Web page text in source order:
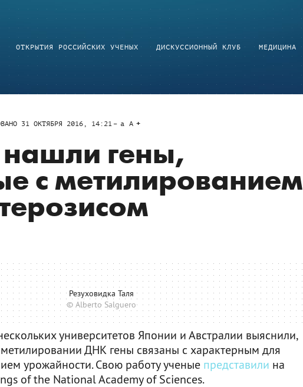
ОТКРЫТИЯ РОССИЙСКИХ УЧЕНЫХ ДИСКУССИОННЫЙ КЛУБ МЕДИЦИНА
31 ОКТЯБРЯ 2016, 14:21 a A
нашли гены,
с метилированием
Резуховидка Таля
© Alberto Salguero
университетов Японии и Австралии выяснили,
ДНК гены связаны с характерным для
урожайности. Свою работу ученые представили на
of the National Academy of Sciences.